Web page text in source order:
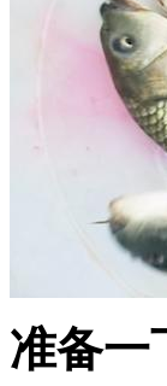
准备一